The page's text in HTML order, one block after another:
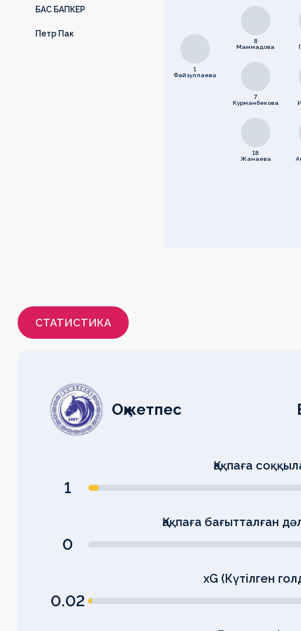
1
Файзуллаева
8
Маммадова
7
Курманбекова
18
Жанаева
БАС БАПКЕР
Петр Пак
СТАТИСТИКА
Оқжетпес
Қақпаға
1
Қақпаға бағытталған
0
xG (Күтілген
0.02